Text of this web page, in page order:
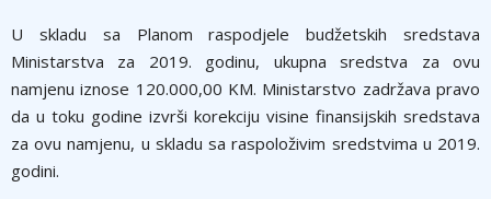
U skladu sa Planom raspodjele budžetskih sredstava
Ministarstva za 2019. godinu, ukupna sredstva za ovu
namjenu iznose 120.000,00 KM. Ministarstvo zadržava pravo
da u toku godine izvrši korekciju visine finansijskih sredstava
za ovu namjenu, u skladu sa raspoloživim sredstvima u 2019.
godini.